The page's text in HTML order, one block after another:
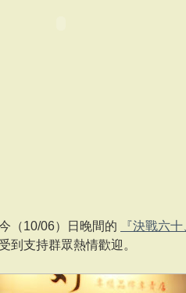
（10/06）日晚間的 『決戰六
到支持群眾熱情歡迎。